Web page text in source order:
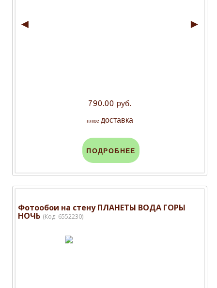
◄ ►
790.00 руб.
плюс доставка
ПОДРОБНЕЕ
Фотообои на стену ПЛАНЕТЫ ВОДА ГОРЫ
НОЧЬ (Код: 6552230)